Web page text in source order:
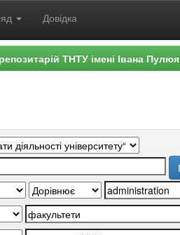
Довідка
ТНТУ імені Івана Пулюя